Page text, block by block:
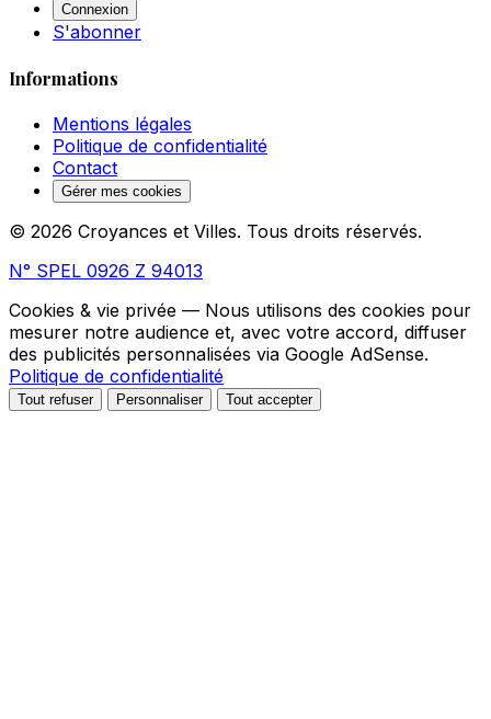
Connexion
S'abonner
Informations
Mentions légales
Politique de confidentialité
Contact
Gérer mes cookies
© 2026 Croyances et Villes. Tous droits réservés.
N° SPEL 0926 Z 94013
Cookies & vie privée — Nous utilisons des cookies pour
mesurer notre audience et, avec votre accord, diffuser
des publicités personnalisées via Google AdSense.
Politique de confidentialité
Tout refuser Personnaliser Tout accepter